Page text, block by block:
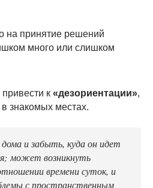
на принятие решений
много или слишком
к «дезориентации»,
в знакомых местах.
и забыть, куда он идет
может возникнуть
времени суток, и
с пространственным